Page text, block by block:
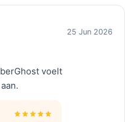
25 Jun 2026
voelt